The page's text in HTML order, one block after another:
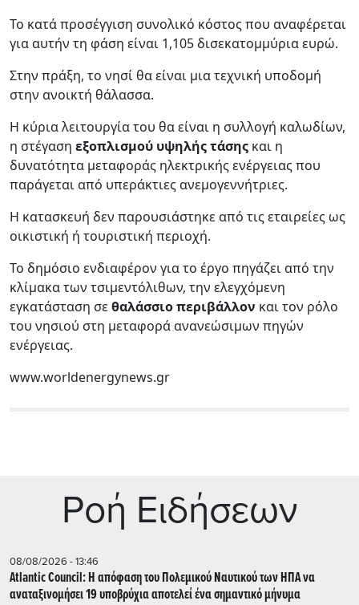
Το κατά προσέγγιση συνολικό κόστος που αναφέρεται
για αυτήν τη φάση είναι 1,105 δισεκατομμύρια ευρώ.
Στην πράξη, το νησί θα είναι μια τεχνική υποδομή
στην ανοικτή θάλασσα.
Η κύρια λειτουργία του θα είναι η συλλογή καλωδίων,
η στέγαση εξοπλισμού υψηλής τάσης και η
δυνατότητα μεταφοράς ηλεκτρικής ενέργειας που
παράγεται από υπεράκτιες ανεμογεννήτριες.
Η κατασκευή δεν παρουσιάστηκε από τις εταιρείες ως
οικιστική ή τουριστική περιοχή.
Το δημόσιο ενδιαφέρον για το έργο πηγάζει από την
κλίμακα των τσιμεντόλιθων, την ελεγχόμενη
εγκατάσταση σεθαλάσσιο περιβάλλον και τον ρόλο
του νησιού στη μεταφορά ανανεώσιμων πηγών
ενέργειας.
www.worldenergynews.gr
Ρoή Ειδήσεων
08/08/2026 - 13:46
Atlantic Council: Η απόφαση του Πολεμικού Ναυτικού των ΗΠΑ να
αναταξινομήσει 19 υποβρύχια αποτελεί ένα σημαντικό μήνυμα